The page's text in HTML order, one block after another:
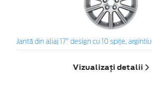
Jantă din aliaj 17" design cu 10 spiţe, argintiu
Vizualizați detalii